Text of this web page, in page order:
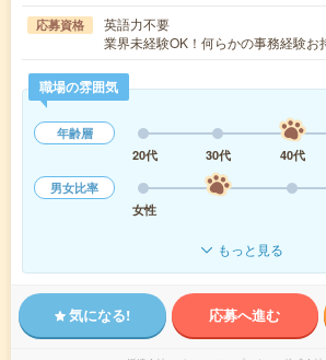
応募資格
英語力不要
業界未経験OK！何らかの事務経験お
職場の雰囲気
年齢層
20代
30代 40代
男女比率
女性
もっと見る
気になる! 応募へ進む